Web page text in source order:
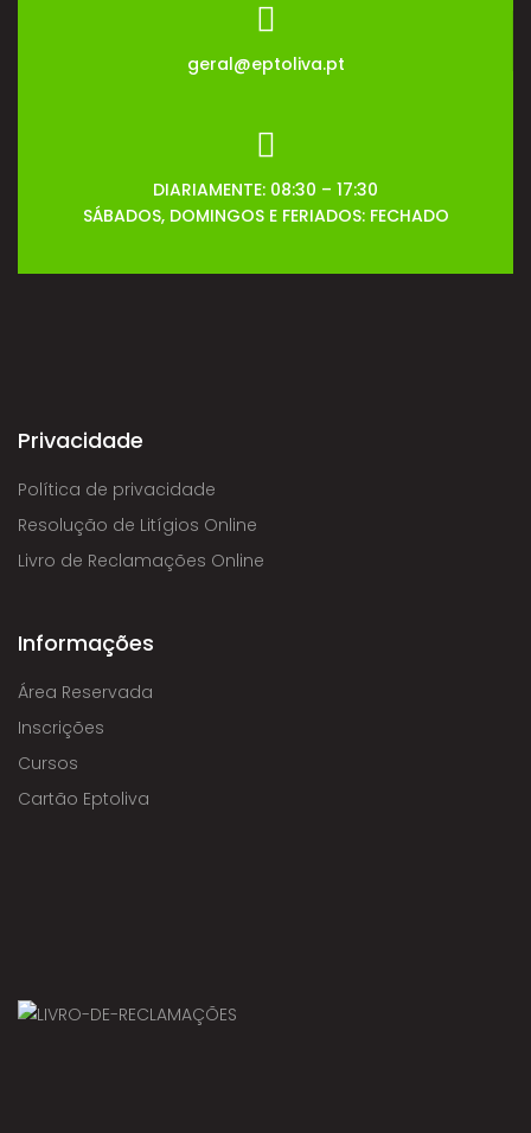
geral@eptoliva.pt
DIARIAMENTE: 08:30 – 17:30
SÁBADOS, DOMINGOS E FERIADOS: FECHADO
Privacidade
Política de privacidade
Resolução de Litígios Online
Livro de Reclamações Online
Informações
Área Reservada
Inscrições
Cursos
Cartão Eptoliva